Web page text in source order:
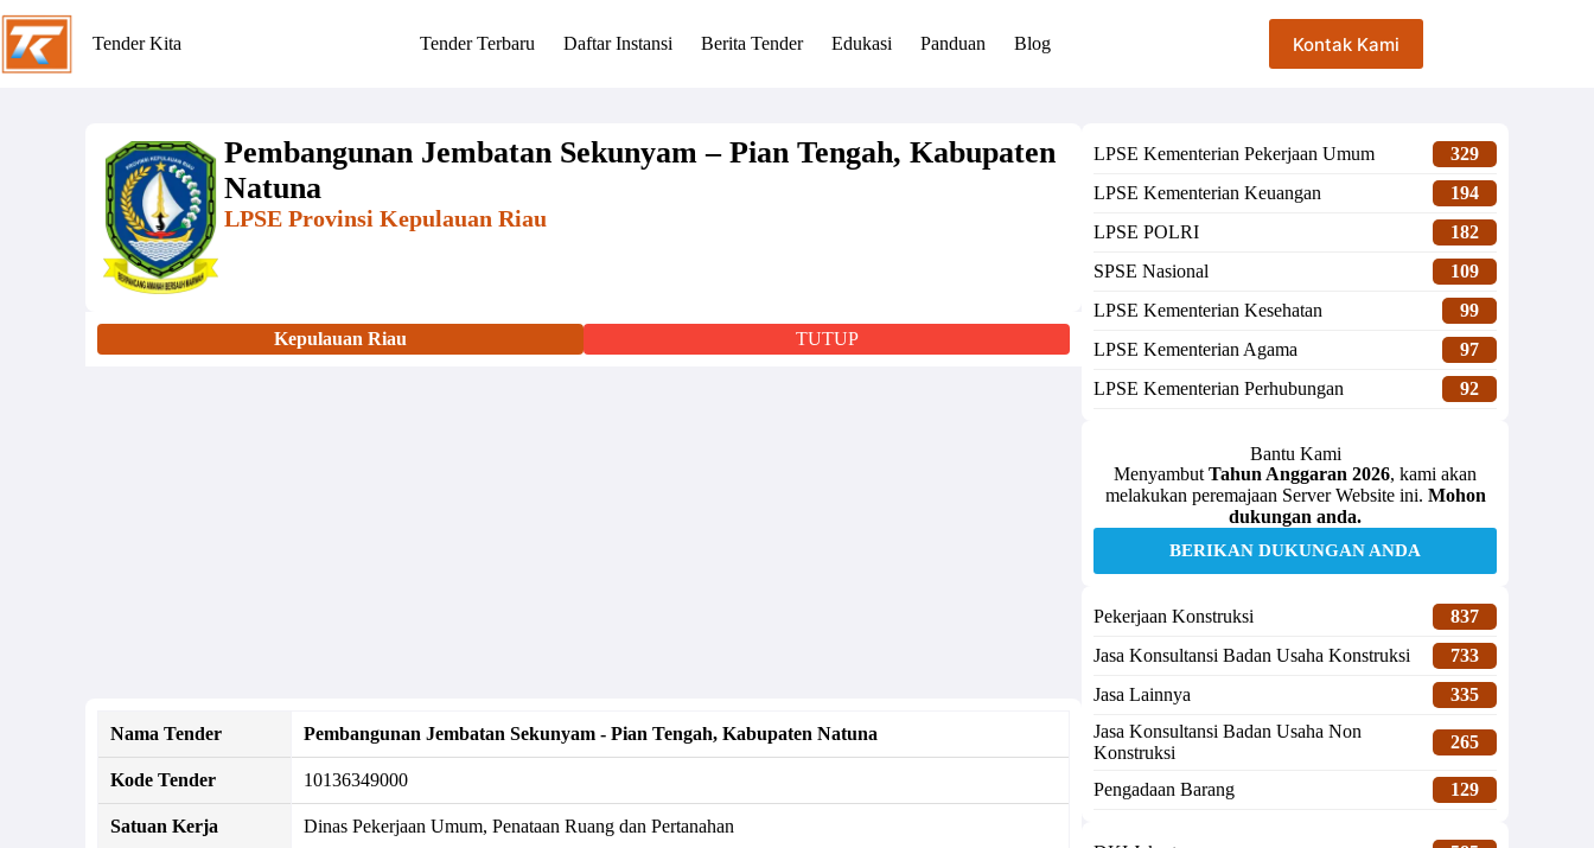
Tender Kita Tender Terbaru Daftar Instansi Berita Tender Edukasi Panduan Blog Kontak Kami
Pembangunan Jembatan Sekunyam – Pian Tengah, Kabupaten
Natuna
LPSE Provinsi Kepulauan Riau
Kepulauan Riau TUTUP
Nama Tender Pembangunan Jembatan Sekunyam - Pian Tengah, Kabupaten Natuna
Kode Tender 10136349000
Satuan Kerja Dinas Pekerjaan Umum, Penataan Ruang dan Pertanahan
LPSE Kementerian Pekerjaan Umum
329
LPSE Kementerian Keuangan
194
LPSE POLRI
182
SPSE Nasional
109
LPSE Kementerian Kesehatan
99
LPSE Kementerian Agama
97
LPSE Kementerian Perhubungan
92
Bantu Kami
Menyambut Tahun Anggaran 2026, kami akan
melakukan peremajaan Server Website ini. Mohon
dukungan anda.
BERIKAN DUKUNGAN ANDA
Pekerjaan Konstruksi
837
Jasa Konsultansi Badan Usaha Konstruksi
733
Jasa Lainnya
335
Jasa Konsultansi Badan Usaha Non
Konstruksi
265
Pengadaan Barang 129